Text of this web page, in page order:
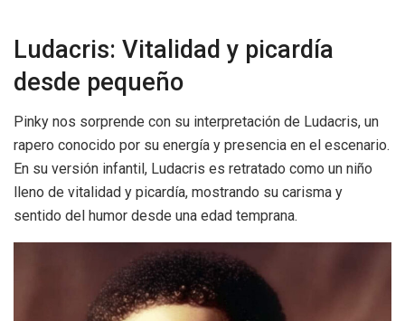
Ludacris: Vitalidad y picardía
desde pequeño
Pinky nos sorprende con su interpretación de Ludacris, un
rapero conocido por su energía y presencia en el escenario.
En su versión infantil, Ludacris es retratado como un niño
lleno de vitalidad y picardía, mostrando su carisma y
sentido del humor desde una edad temprana.